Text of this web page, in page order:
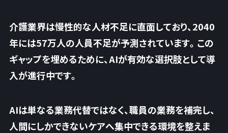
介護業界は慢性的な人材不足に直面しており、2040
年には57万人の人員不足が予測されています。この
ギャップを埋めるために、AIが有効な選択肢として導
入が進行中です。
AIは単なる業務代替ではなく、職員の業務を補完し、
人間にしかできないケアへ集中できる環境を整えま